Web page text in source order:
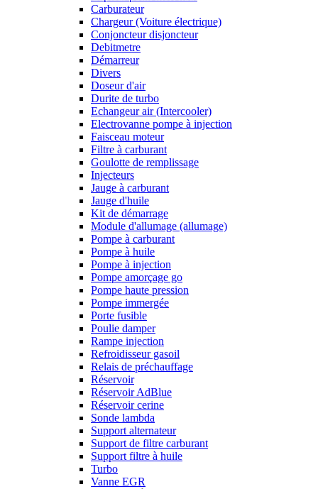
Carburateur
Chargeur (Voiture électrique)
Conjoncteur disjoncteur
Debitmetre
Démarreur
Divers
Doseur d'air
Durite de turbo
Echangeur air (Intercooler)
Electrovanne pompe à injection
Faisceau moteur
Filtre à carburant
Goulotte de remplissage
Injecteurs
Jauge à carburant
Jauge d'huile
Kit de démarrage
Module d'allumage (allumage)
Pompe à carburant
Pompe à huile
Pompe à injection
Pompe amorçage go
Pompe haute pression
Pompe immergée
Porte fusible
Poulie damper
Rampe injection
Refroidisseur gasoil
Relais de préchauffage
Réservoir
Réservoir AdBlue
Réservoir cerine
Sonde lambda
Support alternateur
Support de filtre carburant
Support filtre à huile
Turbo
Vanne EGR